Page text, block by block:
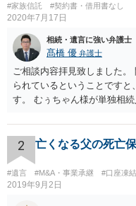
#家族信託 #契約書・借用書なし
2020年7月17日
相続・遺言に強い弁護士
髙橋 優 弁護士
ご相談内容拝見致しました
られているということです
す。 むぅちゃん様が単独相
相続人おられるということ
るところです。 また、当該
あると主張される可能性が
とを伺わせる事情をどれだ
ろとなります。 返済の事実
2 亡くなる父の死亡
#遺言 #M&A・事業承継 #口座凍
2019年9月2日